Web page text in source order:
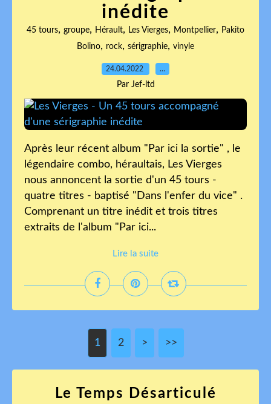
inédite
45 tours, groupe, Hérault, Les Vierges, Montpellier, Pakito
Bolino, rock, sérigraphie, vinyle
24.04.2022 …
Par Jef-ltd
Après leur récent album "Par ici la sortie" , le
légendaire combo, héraultais, Les Vierges
nous annoncent la sortie d'un 45 tours -
quatre titres - baptisé "Dans l'enfer du vice" .
Comprenant un titre inédit et trois titres
extraits de l'album "Par ici...
Lire la suite
1 2 > >>
Le Temps Désarticulé